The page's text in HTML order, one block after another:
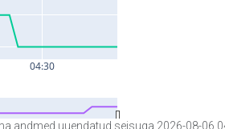
andmed uuendatud seisuga 2026-08-06